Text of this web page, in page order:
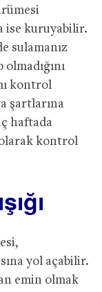
ise kuruyabilir.
sulamanız
kontrol
şartlarına
haftada
kontrol
yol açabilir.
emin olmak